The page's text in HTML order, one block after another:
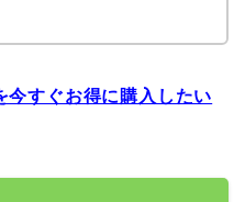
今すぐお得に購入したい